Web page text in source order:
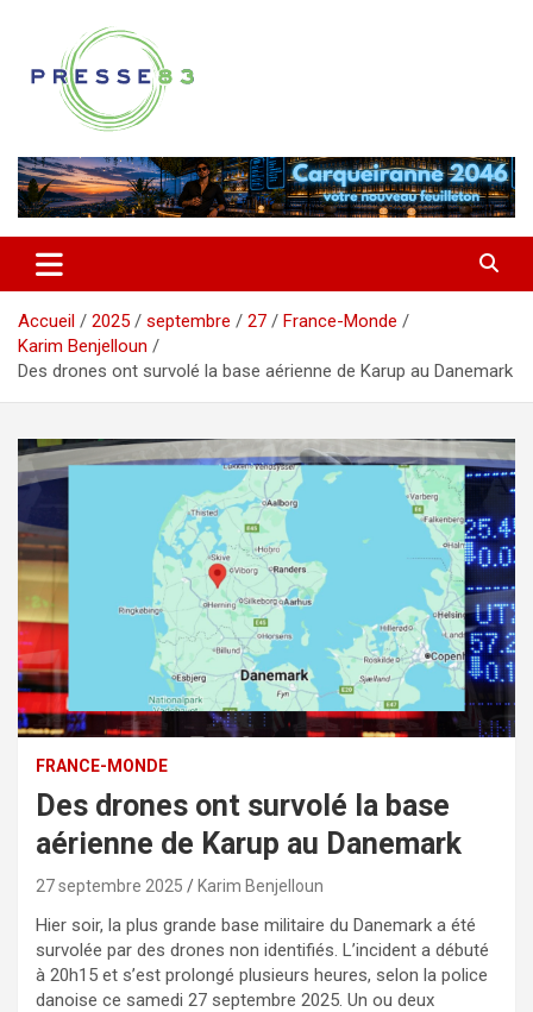
contenu
Presse 83
Accueil 2025 septembre 27
France-Monde
Karim Benjelloun
Des drones ont survolé la base aérienne de Karup au Danemark
FRANCE-MONDE
Des drones ont survolé la base
aérienne de Karup au Danemark
27 septembre 2025 Karim Benjelloun
Hier soir, la plus grande base militaire du Danemark a été
survolée par des drones non identifiés. L’incident a débuté
à 20h15 et s’est prolongé plusieurs heures, selon la police
danoise ce samedi 27 septembre 2025. Un ou deux